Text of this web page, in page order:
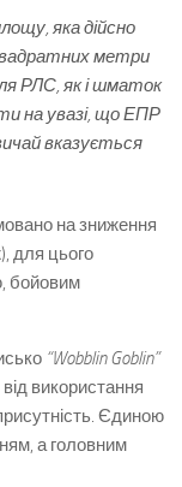
яка дійсно
метри
РЛС, як і шматок
на увазі, що ЕПР
вказується
на зниження
для цього
бойовим
“Wobblin Goblin”
використання
Єдиною
а головним